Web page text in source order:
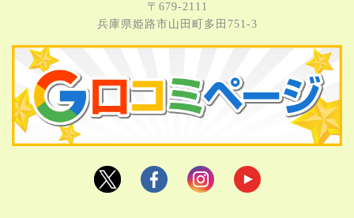
〒679-2111
兵庫県姫路市⼭⽥町多⽥751-3